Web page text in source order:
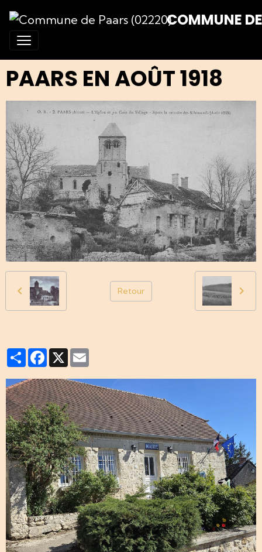
COMMUNE
PAARS EN AOÛT 1918
Retour
PartagerFacebook
X